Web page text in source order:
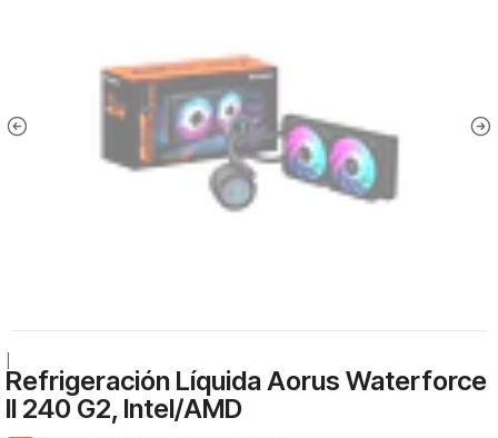
Refrigeración Líquida Aorus Waterforce
II 240 G2, Intel/AMD